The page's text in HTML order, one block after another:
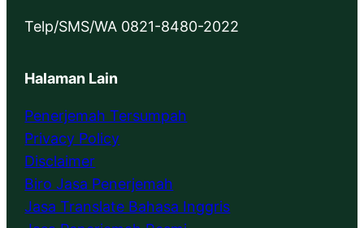
Telp/SMS/WA 0821-8480-2022
Halaman Lain
Penerjemah Tersumpah
Privacy Policy
Disclaimer
Biro Jasa Penerjemah
Jasa Translate Bahasa Inggris